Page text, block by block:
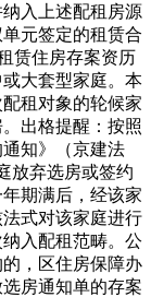
入上述配租房源
元签定的租赁合
赁住房存案资历
大套型家庭。本
租对象的轮候家
出格提醒：按照
通知》（京建法
放弃选房或签约
期满后，经该家
式对该家庭进行
入配租范畴。公
，区住房保障办
房通知单的存案